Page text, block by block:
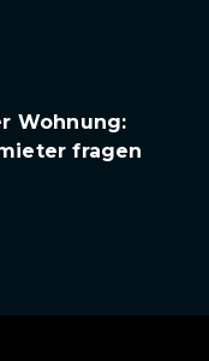
Wohnung:
fragen